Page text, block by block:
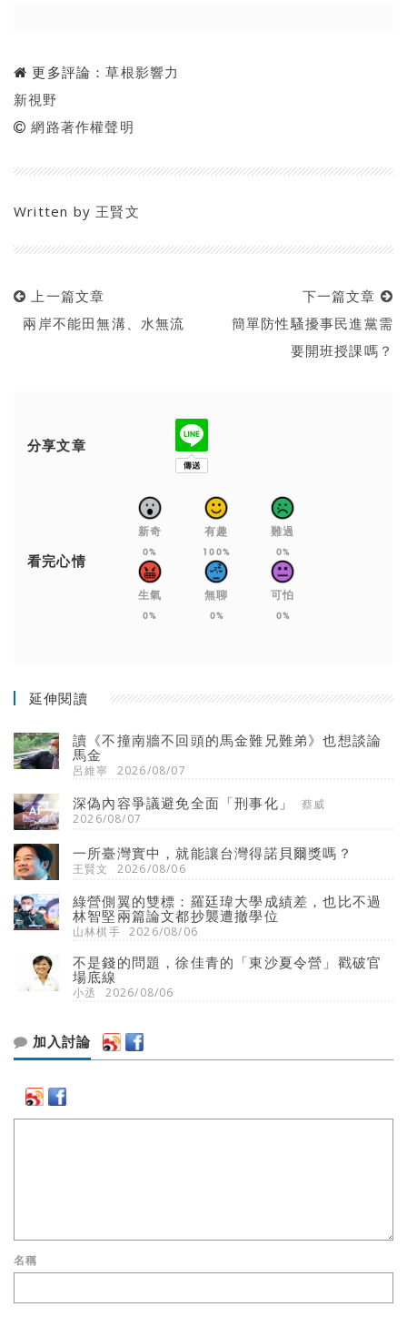
更多評論：草根影響力
新視野
網路著作權聲明
Written by 王賢文
上一篇文章
兩岸不能田無溝、水無流
下一篇文章
簡單防性騷擾事民進黨需
要開班授課嗎？
分享文章
看完心情
新奇
0%
有趣
100%
難過
0%
生氣
0%
無聊
0%
可怕
0%
延伸閱讀
讀《不撞南牆不回頭的馬金難兄難弟》也想談論
馬金
呂維寧 2026/08/07
深偽內容爭議避免全面「刑事化」
蔡威
2026/08/07
一所臺灣實中，就能讓台灣得諾貝爾獎嗎？
王賢文 2026/08/06
綠營側翼的雙標：羅廷瑋大學成績差，也比不過
林智堅兩篇論文都抄襲遭撤學位
山林棋手 2026/08/06
不是錢的問題，徐佳青的「東沙夏令營」戳破官
場底線
小丞 2026/08/06
加入討論
名稱